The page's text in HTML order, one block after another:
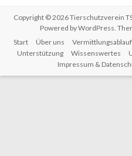
Copyright © 2026Tierschutzverein
Powered byWordPress.
Start
Über uns Vermittlungsablauf
Unterstützung
Wissenswertes
Impressum &